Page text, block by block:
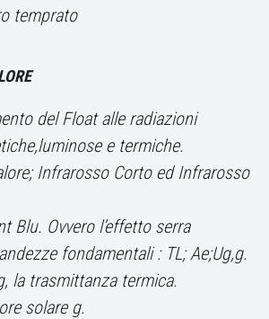
temprato
del Float alle radiazioni
e termiche.
Infrarosso Corto ed Infrarosso
Blu. Ovvero l’effetto serra
fondamentali : TL; Ae;Ug,g.
la trasmittanza termica.
solare g.